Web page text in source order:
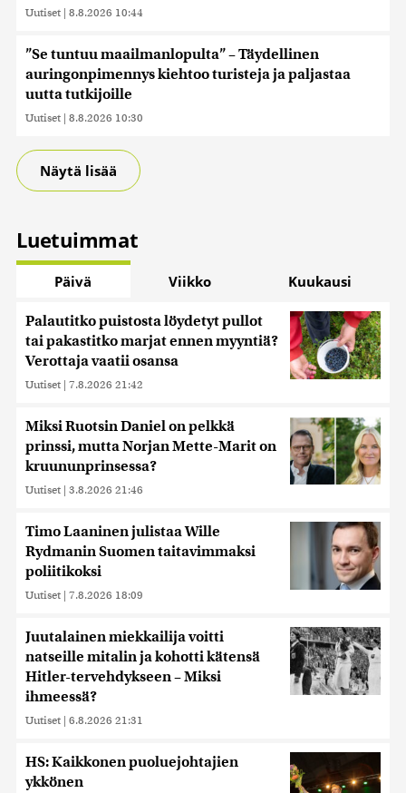
Uutiset | 8.8.2026 10:44
”Se tuntuu maailmanlopulta” – Täydellinen
auringonpimennys kiehtoo turisteja ja paljastaa
uutta tutkijoille
Uutiset | 8.8.2026 10:30
Näytä lisää
Luetuimmat
Päivä Viikko Kuukausi
Palautitko puistosta löydetyt pullot
tai pakastitko marjat ennen myyntiä?
Verottaja vaatii osansa
Uutiset | 7.8.2026 21:42
Miksi Ruotsin Daniel on pelkkä
prinssi, mutta Norjan Mette-Marit on
kruununprinsessa?
Uutiset | 3.8.2026 21:46
Timo Laaninen julistaa Wille
Rydmanin Suomen taitavimmaksi
poliitikoksi
Uutiset | 7.8.2026 18:09
Juutalainen miekkailija voitti
natseille mitalin ja kohotti kätensä
Hitler-tervehdykseen – Miksi
ihmeessä?
Uutiset | 6.8.2026 21:31
HS: Kaikkonen puoluejohtajien
ykkönen